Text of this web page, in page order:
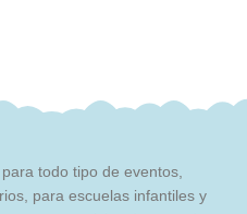
todo tipo de eventos,
para escuelas infantiles y